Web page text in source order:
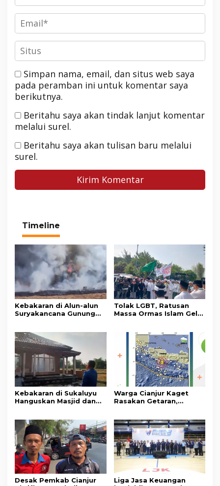
Simpan nama, email, dan situs web saya
pada peramban ini untuk komentar saya
berikutnya.
Beritahu saya akan tindak lanjut komentar
melalui surel.
Beritahu saya akan tulisan baru melalui
surel.
Timeline
Kebakaran di Alun-alun
Suryakancana Gunung
Masih Bersiaga
Tolak LGBT, Ratusan
Massa Ormas Islam Gelar
Kebakaran di Sukaluyu
Hanguskan Masjid dan
Warga Cianjur Kaget
Rasakan Getaran,
Pangandaran
Desak Pemkab Cianjur
Liga Jasa Keuangan